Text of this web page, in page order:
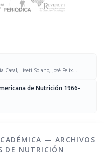
Casal, Liseti Solano, José Felix
de Nutrición 1966-
— ARCHIVOS
DE NUTRICIÓN